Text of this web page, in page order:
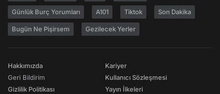
Günlük Burç Yorumları A101 Tiktok Son Dakika
Bugün Ne Pişirsem Gezilecek Yerler
Hakkımızda
Geri Bildirim
Gizlilik Politikası
Kariyer
Kullanıcı Sözleşmesi
Yayın İlkeleri